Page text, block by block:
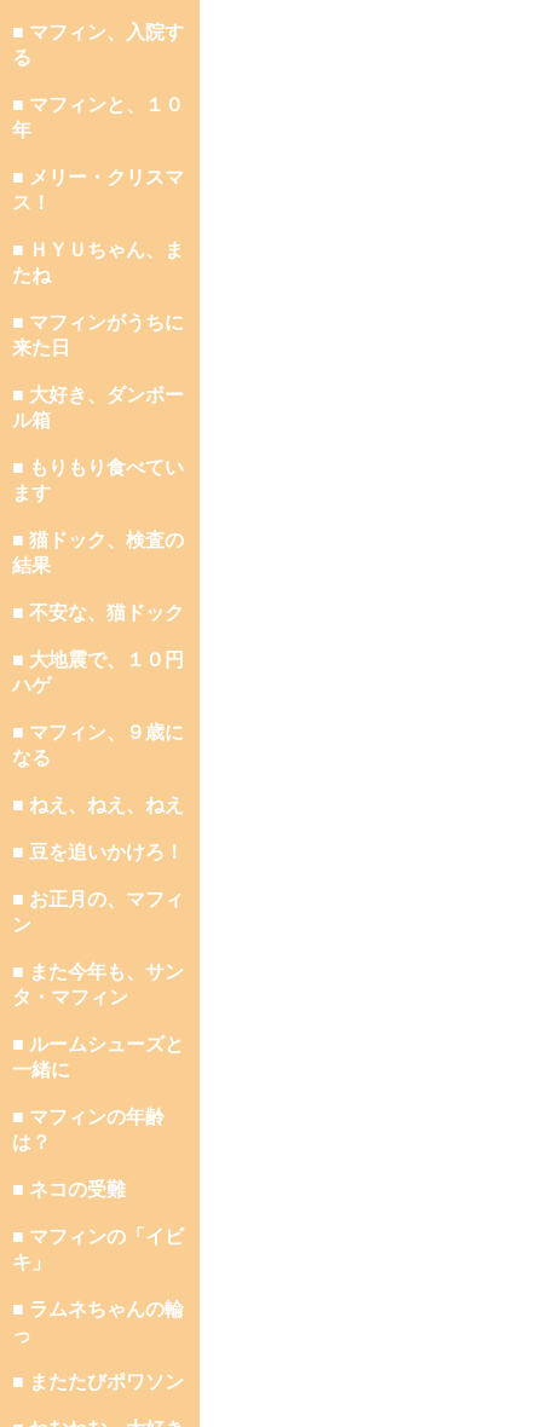
■ マフィン、入院す
る
■ マフィンと、１０
年
■ メリー・クリスマ
ス！
■ ＨＹＵちゃん、ま
たね
■ マフィンがうちに
来た日
■ 大好き、ダンボー
ル箱
■ もりもり食べてい
ます
■ 猫ドック、検査の
結果
■ 不安な、猫ドック
■ 大地震で、１０円
ハゲ
■ マフィン、９歳に
なる
■ ねえ、ねえ、ねえ
■ 豆を追いかけろ！
■ お正月の、マフィ
ン
■ また今年も、サン
タ・マフィン
■ ルームシューズと
一緒に
■ マフィンの年齢
は？
■ ネコの受難
■ マフィンの「イビ
キ」
■ ラムネちゃんの輪
っ
■ またたびポワソン